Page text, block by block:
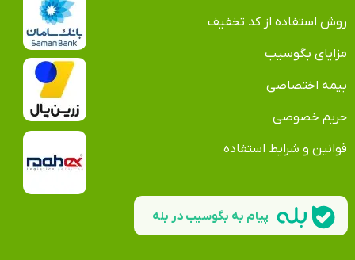
روش استفاده از کد تخفیف
مزایای بگوسیب
بیمه اختصاصی
حریم خصوصی
قوانین و شرایط استفاده
پیام به بگوسیب در بله